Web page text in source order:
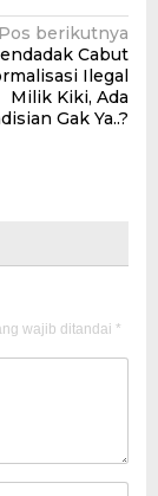
Pos berikutnya
Cabut
Ilegal
Milik Kiki, Ada
Gak Ya..?
wajib ditandai *